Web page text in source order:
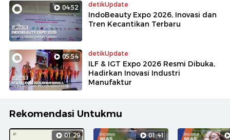
04:52 detikUpdate
IndoBeauty Expo 2026, Inovasi dan
Tren Kecantikan Terbaru
05:54 detikUpdate
ILF & IGT Expo 2026 Resmi Dibuka,
Hadirkan Inovasi Industri
Manufaktur
Rekomendasi Untukmu
01:29 01:41